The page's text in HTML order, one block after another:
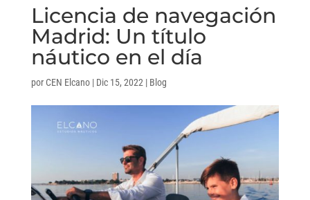
Licencia de navegación
Madrid: Un título
náutico en el día
por CEN Elcano| Dic 15, 2022 | Blog